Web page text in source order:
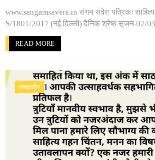
www.sangamsavera.in संगम सवेरा पत्रिका
S/1801/2017 (नई दिल्ली) दैनिक श्रेष्ठ सृजन-02/
READ MORE
संपादकीय